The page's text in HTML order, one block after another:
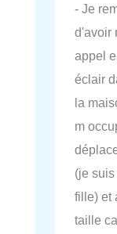
- Je
d'avoir
appel
éclair
la
m
(je
fille) et
taille